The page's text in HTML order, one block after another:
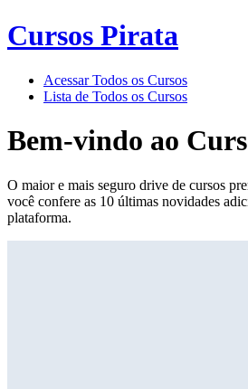
Cursos Pirata
Acessar Todos os Cursos
Lista de Todos os Cursos
Bem-vindo ao
O maior e mais seguro drive de cursos
você confere as 10 últimas novidades
plataforma.